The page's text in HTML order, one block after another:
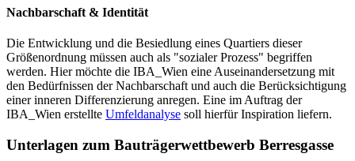
Nachbarschaft & Identität
Die Entwicklung und die Besiedlung eines Quartiers dieser
Größenordnung müssen auch als "sozialer Prozess" begriffen
werden. Hier möchte die IBA_Wien eine Auseinandersetzung mit
den Bedürfnissen der Nachbarschaft und auch die Berücksichtigung
einer inneren Differenzierung anregen. Eine im Auftrag der
IBA_Wien erstellte Umfeldanalyse soll hierfür Inspiration liefern.
Unterlagen zum Bauträgerwettbewerb Berresgasse